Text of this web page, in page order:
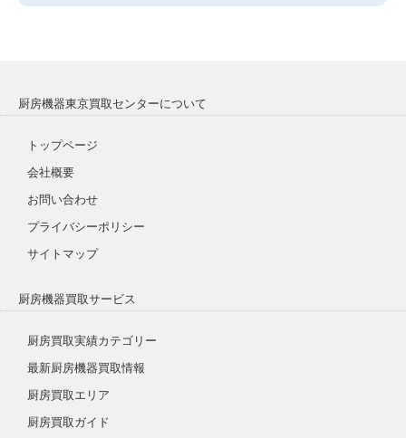
厨房機器東京買取センターについて
トップページ
会社概要
お問い合わせ
プライバシーポリシー
サイトマップ
厨房機器買取サービス
厨房買取実績カテゴリー
最新厨房機器買取情報
厨房買取エリア
厨房買取ガイド